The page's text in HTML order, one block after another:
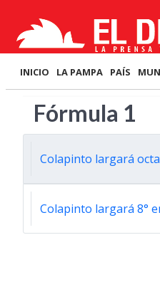
INICIO LA PAMPA PAÍS
Fórmula 1
Colapinto largará
Colapinto largará 8°